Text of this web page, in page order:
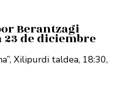
Berantzagi
de diciembre
Xilipurdi taldea, 18:30,